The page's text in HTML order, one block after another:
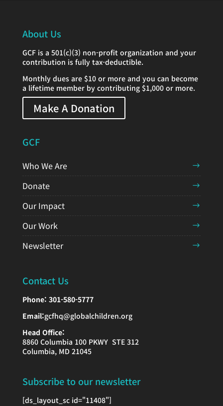
About Us
GCF is a 501(c)(3) non-profit organization and your
contribution is fully tax-deductible.
Monthly dues are $10 or more and you can become
a lifetime member by contributing $1,000 or more.
Make A Donation
GCF
Who We Are
Donate
Our Impact
Our Work
Newsletter
Contact Us
Phone: 301-580-5777
Email:gcfhq@globalchildren.org
Head Office:
8860 Columbia 100 PKWY STE 312
Columbia, MD 21045
Subscribe to our newsletter
[ds_layout_sc id="11408"]